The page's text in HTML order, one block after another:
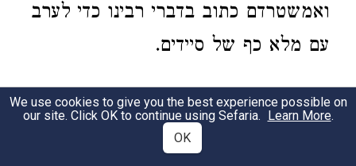
ואמשטרדם כתוב בדברי רבינו כדי לערב
עם מלא כף של סיידים.
5 חרסית וכו'.שם במשנה ופי' רש"י
חרסית לבינה כתושה ורבינו פי' שם
We use cookies to give you the best experience possible on
our site. Click OK to continue using Sefaria. Learn More.
OK